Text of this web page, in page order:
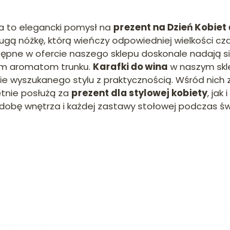
to elegancki pomysł na prezent na Dzień Kobiet
nóżkę, którą wieńczy odpowiedniej wielkości
w ofercie naszego sklepu doskonale nadają
aromatom trunku. Karafki do wina w naszym
wyszukanego stylu z praktycznością. Wśród nich
posłużą za prezent dla stylowej kobiety, jak
wnętrza i każdej zastawy stołowej podczas